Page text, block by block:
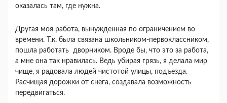
оказалась там, где нужна.
Другая моя работа, вынужденная по ограничением во
времени. Т.к. была связана школьником-первоклассником,
пошла работать дворником. Вроде бы, что это за работа,
а мне она так нравилась. Ведь убирая грязь, я делала мир
чище, я радовала людей чистотой улицы, подъезда.
Расчищая дорожки от снега, создавала возможность
передвигаться.